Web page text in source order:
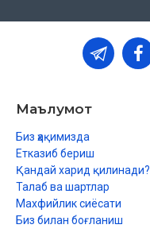
Маълумот
Биз ҳақимизда
Етказиб бериш
Қандай харид қилинади?
Талаб ва шартлар
Махфийлик сиёсати
Биз билан боғланиш